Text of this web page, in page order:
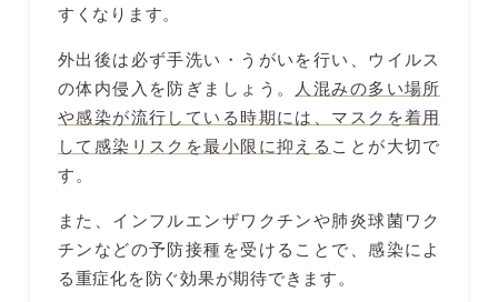
すくなります。
外出後は必ず手洗い・うがいを行い、ウイルス
の体内侵入を防ぎましょう。 人混みの多い場所
や感染が流行している時期には、マスクを着用
して感染リスクを最小限に抑える ことが大切で
す。
また、インフルエンザワクチンや肺炎球菌ワク
チンなどの予防接種を受けることで、感染によ
る重症化を防ぐ効果が期待できます。